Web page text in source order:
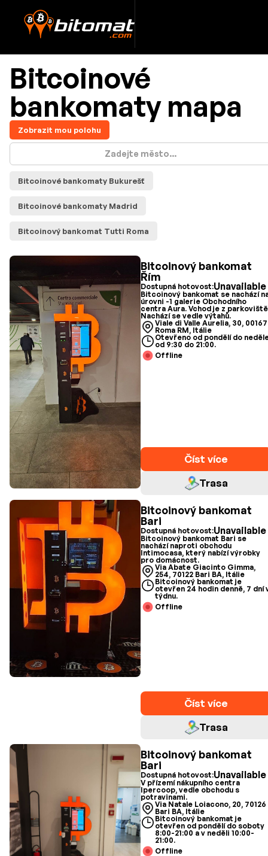
Bitcoinové
bankomaty mapa
Zobrazit mou polohu
Bitcoinové bankomaty Bukurešť
Bitcoinové bankomaty Madrid
Bitcoinový bankomat Tutti Roma
Bitcoinový bankomat
Řím
Dostupná hotovost:Unavailable
Bitcoinový bankomat se nachází
úrovni -1 galerie Obchodního
centra Aura. Vchod je z
Nachází se vedle výtahů.
Viale di Valle Aurelia, 30, 00167
Roma RM, Itálie
Otevřeno od pondělí do
od 9:30 do 21:00.
Offline
Číst více
Trasa
Bitcoinový bankomat
Bari
Dostupná hotovost:Unavailable
Bitcoinový bankomat Bari se
nachází naproti obchodu
Intimocasa, který nabízí výrobky
pro domácnost.
Via Abate Giacinto Gimma,
254, 70122 Bari BA, Itálie
Bitcoinový bankomat je
otevřen 24 hodin denně, 7 dní
týdnu.
Offline
Číst více
Trasa
Bitcoinový bankomat
Bari
Dostupná hotovost:Unavailable
V přízemí nákupního centra
Ipercoop, vedle obchodu s
potravinami.
Via Natale Loiacono, 20, 70126
Bari BA, Itálie
Bitcoinový bankomat je
otevřen od pondělí do soboty
8:00-21:00 a v neděli 10:00-
21:00.
Offline